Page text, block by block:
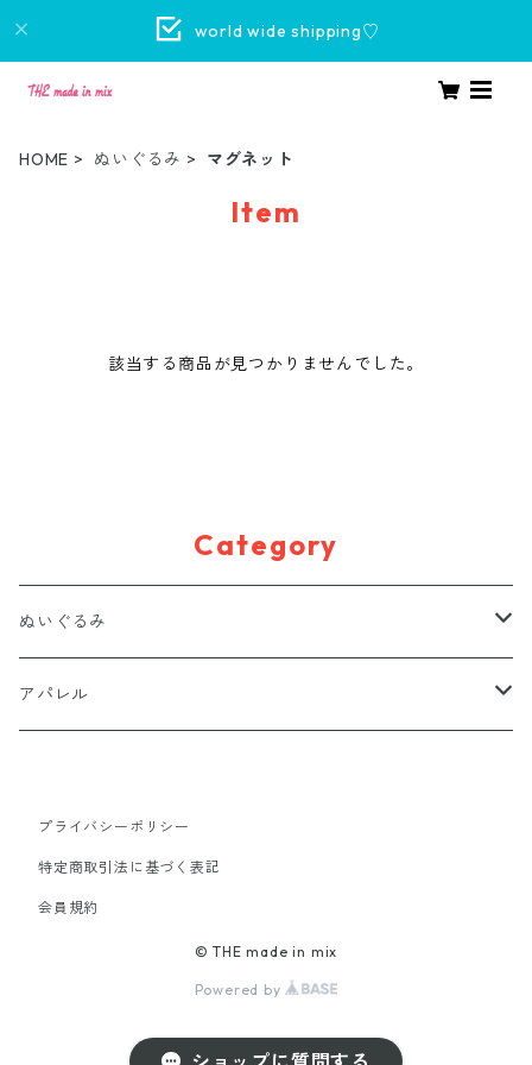
world wide shipping♡
HOME ぬいぐるみ マグネット
Item
該当する商品が見つかりませんでした。
Category
ぬいぐるみ
置きぬいぐるみ
マグネット
ポーチ
アパレル
バッグ
アクセサリー
プライバシーポリシー
特定商取引法に基づく表記
会員規約
© THE made in mix
Powered by